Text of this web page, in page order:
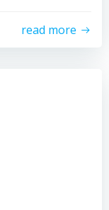
read more